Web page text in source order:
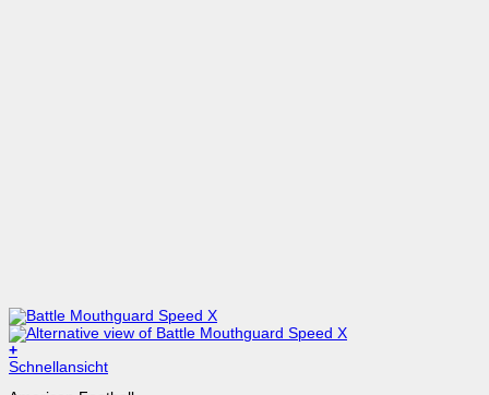
+
Dieses
Schnellansicht